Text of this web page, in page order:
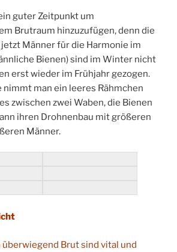
guter Zeitpunkt um
Brutraum hinzuzufügen, denn die
Männer für die Harmonie im
Bienen) sind im Winter nicht
erst wieder im Frühjahr gezogen.
nimmt man ein leeres Rähmchen
zwischen zwei Waben, die Bienen
ihren Drohnenbau mit größeren
Männer.
überwiegend Brut sind vital und